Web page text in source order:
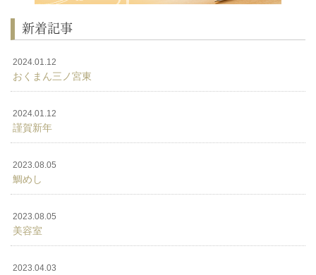
新着記事
2024.01.12
おくまん三ノ宮東
2024.01.12
謹賀新年
2023.08.05
鯛めし
2023.08.05
美容室
2023.04.03